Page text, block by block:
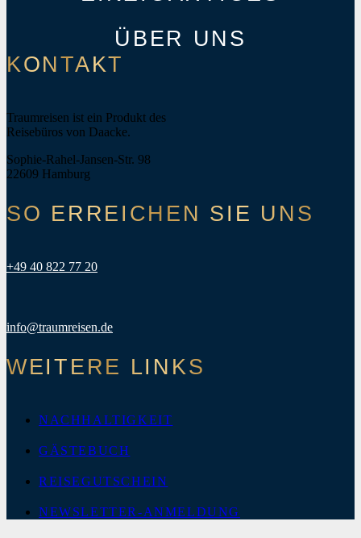
ÜBER UNS
KONTAKT
Traumreisen ist ein Produkt des
Reisebüros von Daacke.
Sophie-Rahel-Jansen-Str. 98
22609 Hamburg
SO ERREICHEN SIE UNS
+49 40 822 77 20
info@traumreisen.de
WEITERE LINKS
NACHHALTIGKEIT
GÄSTEBUCH
REISEGUTSCHEIN
NEWSLETTER-ANMELDUNG